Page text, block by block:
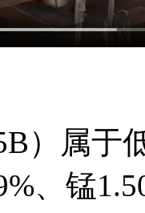
）属于
、锰